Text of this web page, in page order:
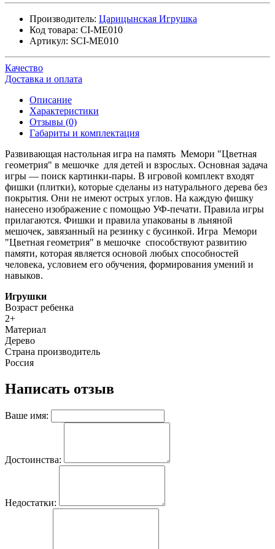
Производитель: Царицынская Игрушка
Код товара: CI-ME010
Артикул: SCI-ME010
Качество
Доставка и оплата
Описание
Характеристики
Отзывы (0)
Габариты и комплектация
Развивающая настольная игра на память Мемори "Цветная
геометрия" в мешочке для детей и взрослых. Основная задача
игры — поиск картинки-пары. В игровой комплект входят
фишки (плитки), которые сделаны из натурального дерева без
покрытия. Они не имеют острых углов. На каждую фишку
нанесено изображение с помощью УФ-печати. Правила игры
прилагаются. Фишки и правила упакованы в льняной
мешочек, завязанный на резинку с бусинкой. Игра Мемори
"Цветная геометрия" в мешочке способствуют развитию
памяти, которая является основой любых способностей
человека, условием его обучения, формирования умений и
навыков.
Игрушки
Возраст ребенка
2+
Материал
Дерево
Страна производитель
Россия
Написать отзыв
Ваше имя:
Достоинства:
Недостатки: